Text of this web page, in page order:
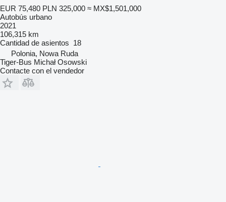
EUR 75,480 PLN 325,000 ≈ MX$1,501,000
Autobús urbano
2021
106,315 km
Cantidad de asientos 18
Polonia, Nowa Ruda
Tiger-Bus Michał Osowski
Contacte con el vendedor